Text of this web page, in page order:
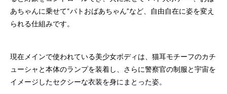
あちゃんに乗せて“パトおばあちゃん”など、自由自在に姿を変え
られる仕組みです。
現在メインで使われている美少女ボディは、猫耳モチーフのカチ
ューシャと本体のランプを装着し、さらに警察官の制服と宇宙を
イメージしたセクシーな衣装を身にまとった姿。